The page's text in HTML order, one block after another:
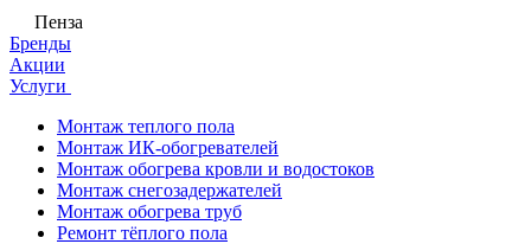
Пенза
Бренды
Акции
Услуги
Монтаж теплого пола
Монтаж ИК-обогревателей
Монтаж обогрева кровли и водостоков
Монтаж снегозадержателей
Монтаж обогрева труб
Ремонт тёплого пола